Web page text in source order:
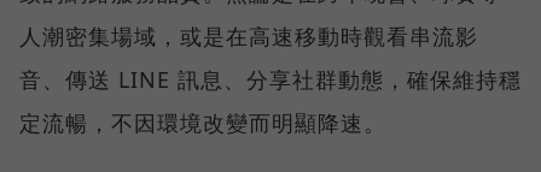
人潮密集場域，或是在高速移動時觀看串流影
音、傳送 LINE 訊息、分享社群動態，確保維持穩
定流暢，不因環境改變而明顯降速。